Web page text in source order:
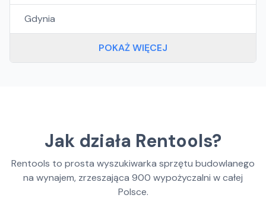
Gdynia
POKAŻ WIĘCEJ
Jak działa Rentools?
Rentools to prosta wyszukiwarka sprzętu budowlanego
na wynajem, zrzeszająca 900 wypożyczalni w całej
Polsce.